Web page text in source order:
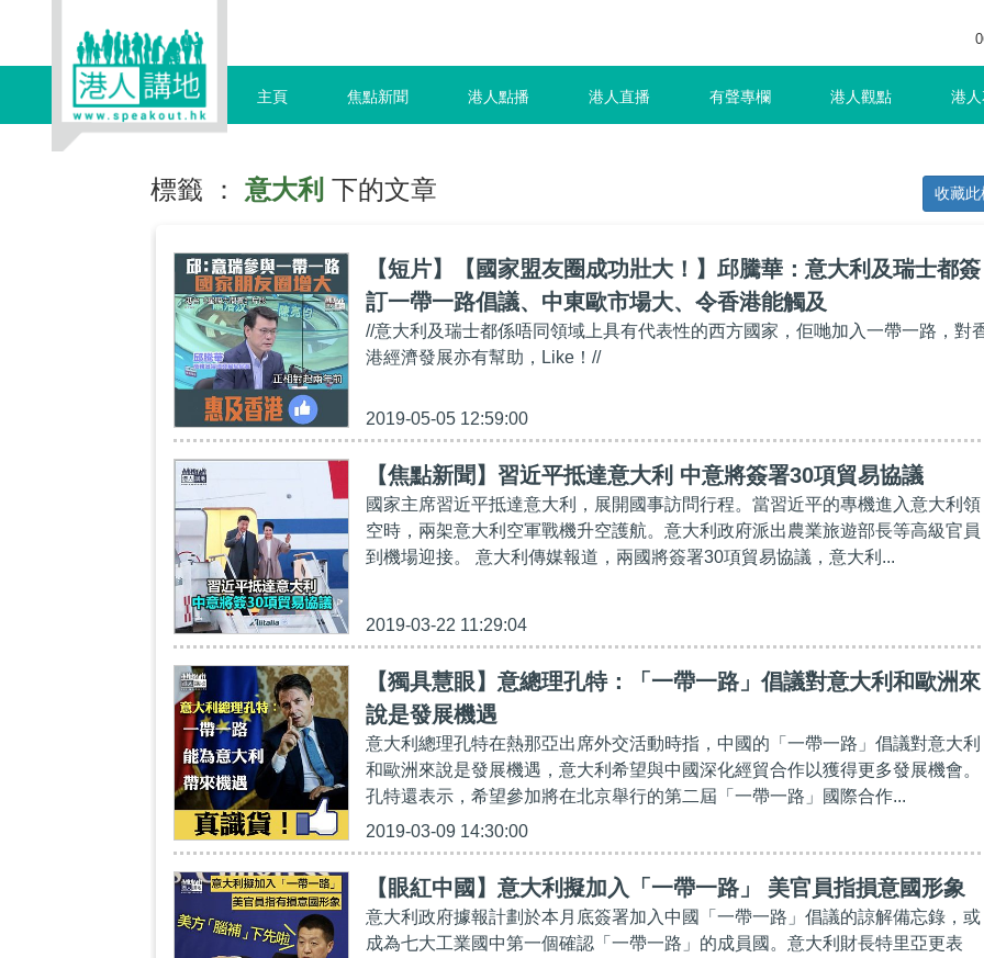
主頁 焦點新聞 港人點播 港人直播 有聲專欄 港人觀點 港
標籤 ： 意大利 下的文章 收藏此
【短片】【國家盟友圈成功壯大！】邱騰華：意大利及瑞士都簽
訂一帶一路倡議、中東歐市場大、令香港能觸及
//意大利及瑞士都係唔同領域上具有代表性的西方國家，佢哋加入一帶一路，對
港經濟發展亦有幫助，Like！//
2019-05-05 12:59:00
【焦點新聞】習近平抵達意大利 中意將簽署30項貿易協議
國家主席習近平抵達意大利，展開國事訪問行程。當習近平的專機進入意大利領
空時，兩架意大利空軍戰機升空護航。意大利政府派出農業旅遊部長等高級官員
到機場迎接。 意大利傳媒報道，兩國將簽署30項貿易協議，意大利...
2019-03-22 11:29:04
【獨具慧眼】意總理孔特：「一帶一路」倡議對意大利和歐洲來
說是發展機遇
意大利總理孔特在熱那亞出席外交活動時指，中國的「一帶一路」倡議對意大利
和歐洲來說是發展機遇，意大利希望與中國深化經貿合作以獲得更多發展機會。
孔特還表示，希望參加將在北京舉行的第二屆「一帶一路」國際合作...
2019-03-09 14:30:00
【眼紅中國】意大利擬加入「一帶一路」 美官員指損意國形象
意大利政府據報計劃於本月底簽署加入中國「一帶一路」倡議的諒解備忘錄，或
成為七大工業國中第一個確認「一帶一路」的成員國。意大利財長特里亞更表